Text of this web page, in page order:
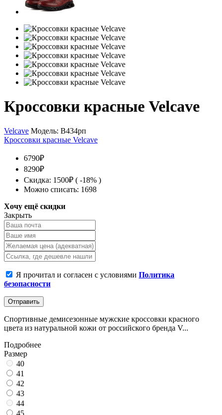
Кроссовки красные Velcave
Velcave Модель: В434рп
Кроссовки красные Velcave
6790₽
8290₽
Скидка: 1500₽ ( -18% )
Можно списать: 1698
Хочу ещё скидки
Закрыть
Я прочитал и согласен с условиями Политика
безопасности
Отправить
Спортивные демисезонные мужские кроссовки красного
цвета из натуральной кожи от российского бренда V...
Подробнее
Размер
40
41
42
43
44
45